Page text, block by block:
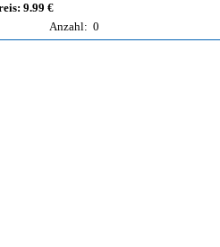
9.99 €
Anzahl: 0